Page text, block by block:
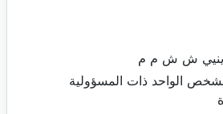
ش ش م م
الواحد ذات المسؤولية